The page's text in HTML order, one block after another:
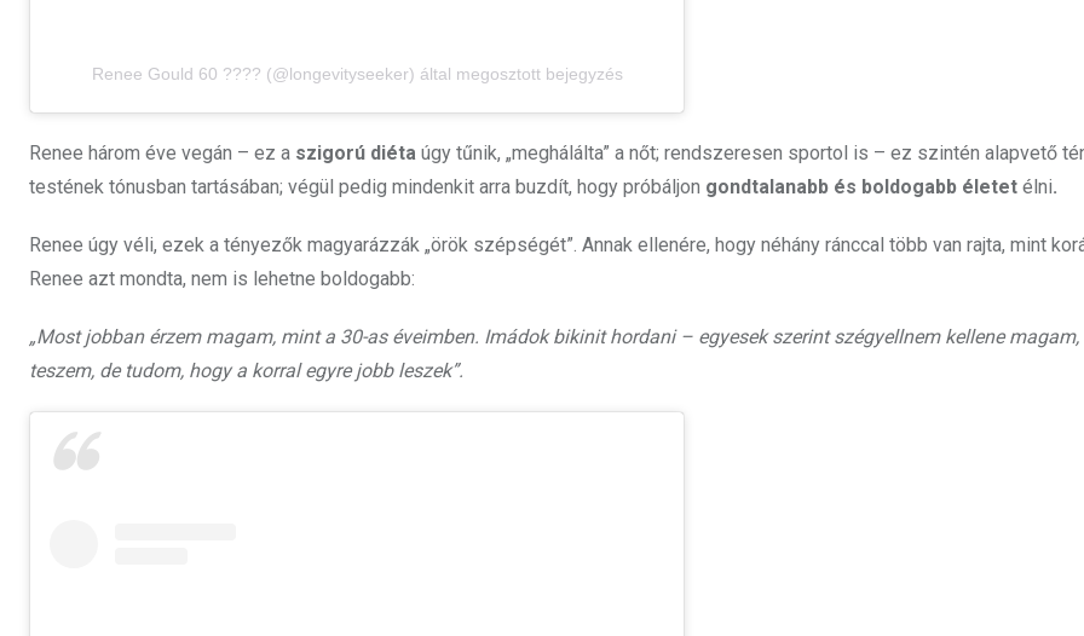
Renee Gould 60 ???? (@longevityseeker) által megosztott bejegyzés
Renee három éve vegán – ez a szigorú diéta úgy tűnik, „meghálálta” a nőt; rendszeresen sportol is – ez szintén alapvető
testének tónusban tartásában; végül pedig mindenkit arra buzdít, hogy próbáljon gondtalanabb és boldogabb életet élni.
Renee úgy véli, ezek a tényezők magyarázzák „örök szépségét”. Annak ellenére, hogy néhány ránccal több van rajta, mint
Renee azt mondta, nem is lehetne boldogabb:
„Most jobban érzem magam, mint a 30-as éveimben. Imádok bikinit hordani – egyesek szerint szégyellnem kellene
teszem, de tudom, hogy a korral egyre jobb leszek”.